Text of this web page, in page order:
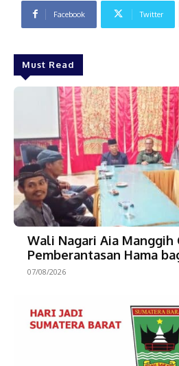
Facebook Twitter
Must Read
Wali Nagari Aia Manggih
Pemberantasan Hama
07/08/2026